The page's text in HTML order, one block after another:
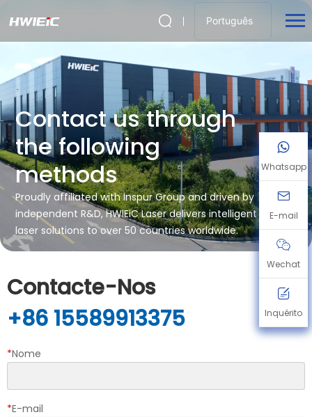
Português
Contact us through
the following
methods
Proudly affiliated with Inspur Group and driven by
independent R&D, HWlEiC Laser delivers intelligent
laser solutions to over 50 countries worldwide.
Contacte-Nos
+86 15589913375
*Nome
*E-mail
Whatsapp
E-mail
Wechat
Inquérito